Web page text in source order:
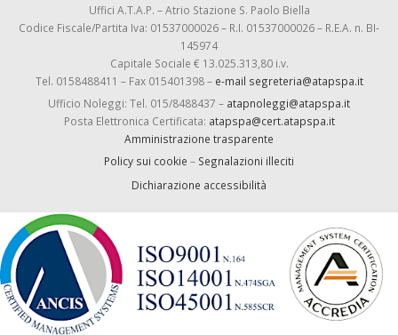
Uffici A.T.A.P. – Atrio Stazione S. Paolo Biella
Codice Fiscale/Partita Iva: 01537000026 – R.I. 01537000026 – R.E.A. n. BI-
145974
Capitale Sociale € 13.025.313,80 i.v.
Tel. 0158488411 – Fax 015401398 – e-mail segreteria@atapspa.it
Ufficio Noleggi: Tel. 015/8488437 – atapnoleggi@atapspa.it
Posta Elettronica Certificata: atapspa@cert.atapspa.it
Amministrazione trasparente
Policy sui cookie – Segnalazioni illeciti
Dichiarazione accessibilità